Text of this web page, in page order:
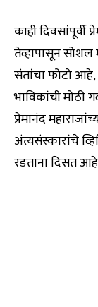
काही
तेव्हापासून सोशल
संतांचा फोटो आहे,
भाविकांची मोठी
प्रेमानंद
अंत्यसंस्कारांचे
रडताना दिसत